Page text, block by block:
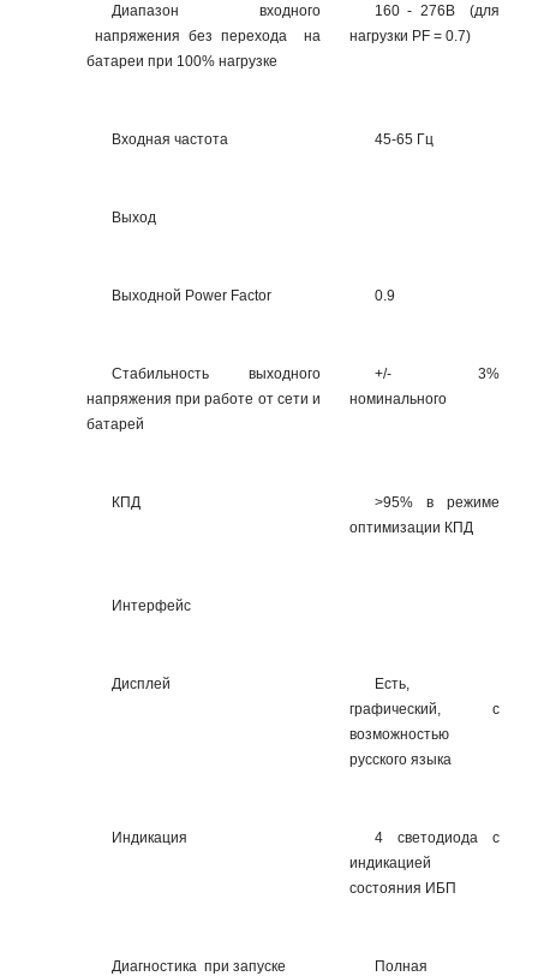
Диапазон входного
напряжения без перехода на
батареи при 100% нагрузке
160 - 276В (для
нагрузки PF = 0.7)
Входная частота 45-65 Гц
Выход
Выходной Power Factor 0.9
Стабильность выходного
напряжения при работе от сети и
батарей
+/- 3%
номинального
КПД
>95% в режиме
оптимизации КПД
Интерфейс
Дисплей
Есть,
графический, с
возможностью
русского языка
Индикация
4 светодиода с
индикацией
состояния ИБП
Диагностика при запуске
Полная